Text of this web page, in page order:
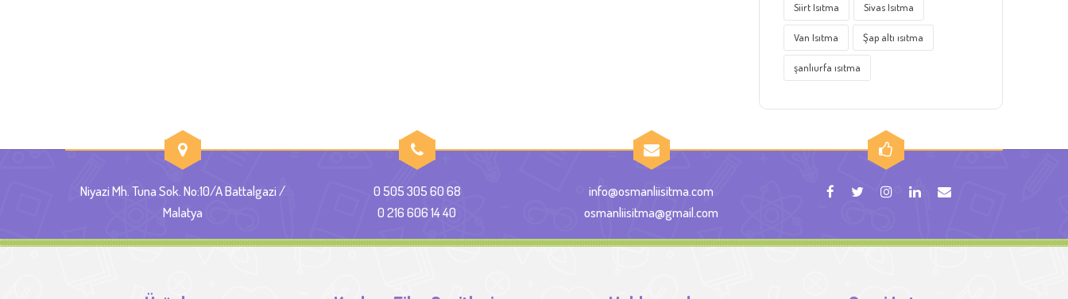
Siirt Isıtma Sivas Isıtma
Van Isıtma Şap altı ısıtma
şanlıurfa ısıtma
Niyazi Mh. Tuna Sok. No:10/A Battalgazi /
Malatya
0 505 305 60 68
0 216 606 14 40
info@osmanliisitma.com
osmanliisitma@gmail.com